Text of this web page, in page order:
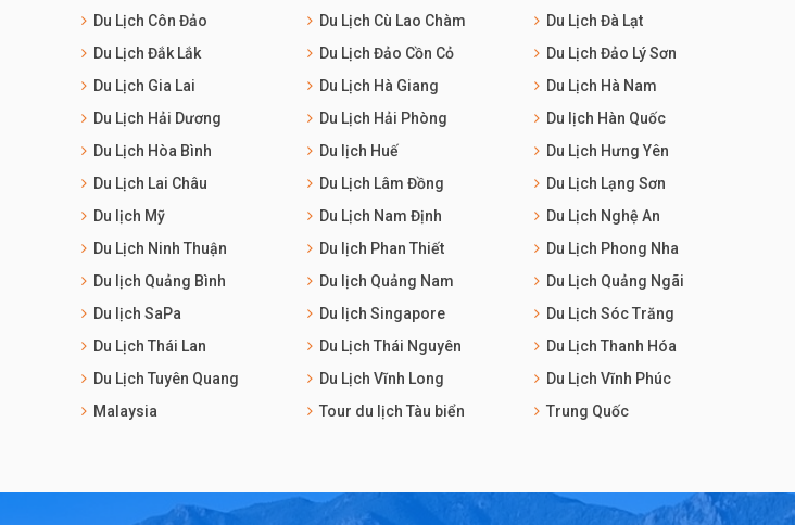
Du Lịch Côn Đảo Du Lịch Cù Lao Chàm
Du Lịch Đà Lạt
Du Lịch Đắk Lắk Du Lịch Đảo Cồn Cỏ
Du Lịch Đảo Lý Sơn
Du Lịch Gia Lai Du Lịch Hà Giang
Du Lịch Hà Nam
Du Lịch Hải Dương Du Lịch Hải Phòng
Du lịch Hàn Quốc
Du Lịch Hòa Bình Du lịch Huế
Du Lịch Hưng Yên
Du Lịch Lai Châu Du Lịch Lâm Đồng
Du Lịch Lạng Sơn
Du lịch Mỹ Du Lịch Nam Định
Du Lịch Nghệ An
Du Lịch Ninh Thuận Du lịch Phan Thiết
Du Lịch Phong Nha
Du lịch Quảng Bình Du lịch Quảng Nam
Du Lịch Quảng Ngãi
Du lịch SaPa Du lịch Singapore
Du Lịch Sóc Trăng
Du Lịch Thái Lan Du Lịch Thái Nguyên
Du Lịch Thanh Hóa
Du Lịch Tuyên Quang Du Lịch Vĩnh Long
Du Lịch Vĩnh Phúc
Malaysia Tour du lịch Tàu biển Trung Quốc